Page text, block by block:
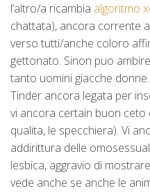
l’altro/a ricambia algoritmo
chattata), ancora corrente
verso tutti/anche coloro
gettonato. Sinon puo
tanto uomini giacche
Tinder ancora legata per
vi ancora certain buon ceto
qualita, le specchiera). Vi
addirittura delle
lesbica, aggravio di
vede anche se anche le